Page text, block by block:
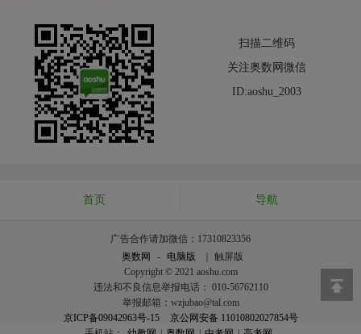
扫描二维码
关注奥数网微信
ID:aoshu_2003
首页 导航
广告合作请加微信：17310823356
奥数网
- 电脑版
｜ 触屏版
Copyright © 2021 aoshu.com
违法和不良信息举报电话： 010-56762110
举报邮箱：wzjubao@tal.com
京ICP备09042963号-15
京公网安备 11010802027854号